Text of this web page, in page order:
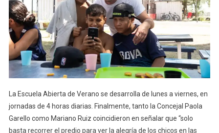
La Escuela Abierta de Verano se desarrolla de lunes a viernes, en
jornadas de 4 horas diarias. Finalmente, tanto la Concejal Paola
Garello como Mariano Ruiz coincidieron en señalar que “solo
basta recorrer el predio para ver la alegría de los chicos en las